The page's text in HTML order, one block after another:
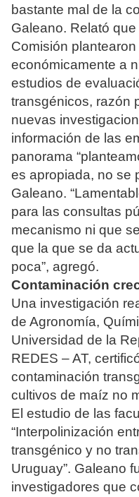
bastante mal de la
Galeano. Relató
Comisión
económicamente a
estudios de
transgénicos, razón
nuevas
información de las
panorama
es apropiada, no se
Galeano.
para las consultas
mecanismo ni que
que la que se da
poca”, agregó.
Contaminación
Una investigación
de Agronomía,
Universidad de la
REDES – AT,
contaminación
cultivos de maíz no
El estudio de las
“Interpolinización
transgénico y no
Uruguay”. Galeano
investigadores que